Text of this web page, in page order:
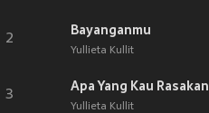
2
Bayanganmu
Yullieta Kullit
3
Apa Yang Kau Rasakan
Yullieta Kullit